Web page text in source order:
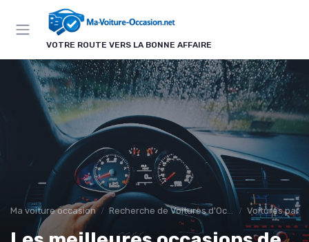
VOTRE ROUTE VERS LA BONNE AFFAIRE
Ma voiture occasion Recherche de Voitures d'Occasion Voitures par
Panneau de gestion des cookies